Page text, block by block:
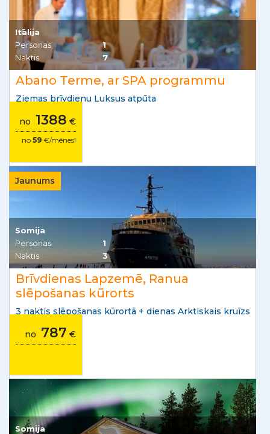
Itālija
Personas
1
Naktis
7
Abano Terme, ar SPA programmu
Ziemas brīvdienu Luksus atpūta
no 1388 €
no 59 €/mēnesī
Jaunums
Somija
Personas
1
Naktis
3
Brīvdienas Lapzemē, Ranua
slēpošanas kūrorts
3 naktis slēpošanas kūrortā + dienas Arktiskais kruīzs
no 787 €
Somija